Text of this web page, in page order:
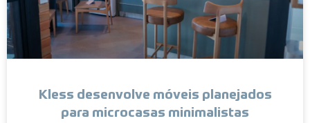
Kless desenvolve móveis planejados
para microcasas minimalistas